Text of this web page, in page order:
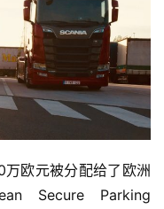
欧元被分配给了欧洲
Secure Parking